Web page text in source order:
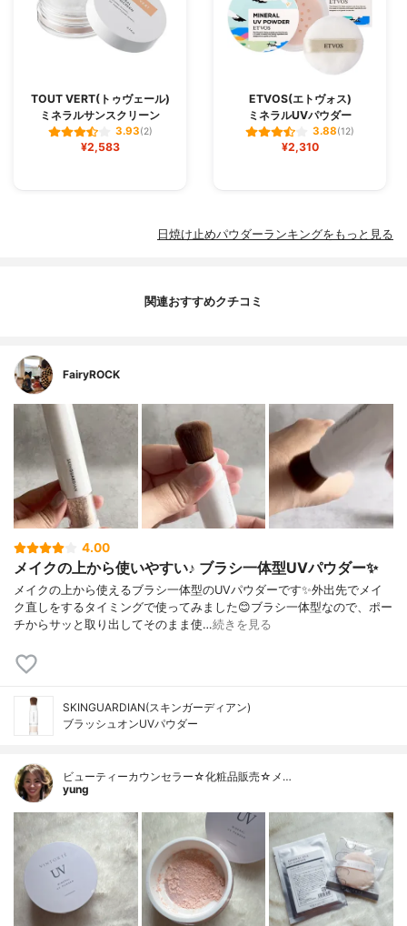
TOUT VERT(トゥヴェール)
ミネラルサンスクリーン
3.93(2)
¥2,583
ETVOS(エトヴォス)
ミネラルUVパウダー
3.88(12)
¥2,310
日焼け止めパウダーランキングをもっと見る
関連おすすめクチコミ
FairyROCK
4.00
メイクの上から使いやすい♪ ブラシ一体型UVパウダー✨
メイクの上から使えるブラシ一体型のUVパウダーです✨外出先でメイ
ク直しをするタイミングで使ってみました😊ブラシ一体型なので、ポー
チからサッと取り出してそのまま使…続きを見る
SKINGUARDIAN(スキンガーディアン)
ブラッシュオンUVパウダー
ビューティーカウンセラー☆化粧品販売☆メ…
yung